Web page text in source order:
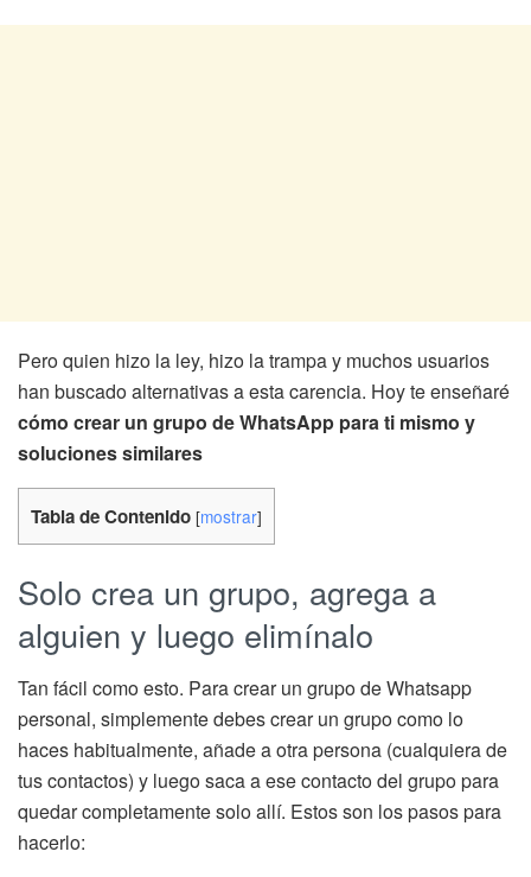
Pero quien hizo la ley, hizo la trampa y muchos usuarios
han buscado alternativas a esta carencia. Hoy te enseñaré
cómo crear un grupo de WhatsApp para ti mismo y
soluciones similares
Tabla de Contenido [mostrar]
Solo crea un grupo, agrega a
alguien y luego elimínalo
Tan fácil como esto. Para crear un grupo de Whatsapp
personal, simplemente debes crear un grupo como lo
haces habitualmente, añade a otra persona (cualquiera de
tus contactos) y luego saca a ese contacto del grupo para
quedar completamente solo allí. Estos son los pasos para
hacerlo: